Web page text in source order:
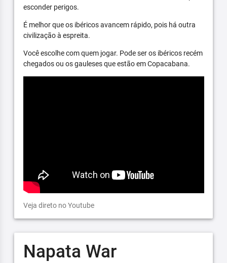
esconder perigos.
É melhor que os ibéricos avancem rápido, pois há outra
civilização à espreita.
Você escolhe com quem jogar. Pode ser os ibéricos recém
chegados ou os gauleses que estão em Copacabana.
Veja direto no Youtube
Napata War